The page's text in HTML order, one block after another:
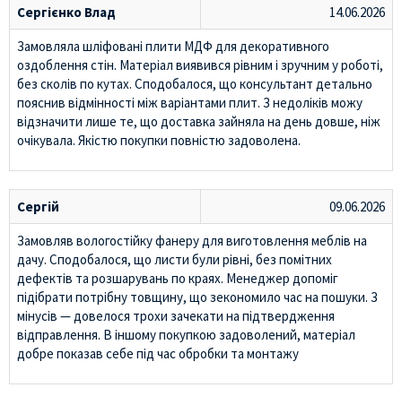
Сергієнко Влад
14.06.2026
Замовляла шліфовані плити МДФ для декоративного
оздоблення стін. Матеріал виявився рівним і зручним у роботі,
без сколів по кутах. Сподобалося, що консультант детально
пояснив відмінності між варіантами плит. З недоліків можу
відзначити лише те, що доставка зайняла на день довше, ніж
очікувала. Якістю покупки повністю задоволена.
Сергій
09.06.2026
Замовляв вологостійку фанеру для виготовлення меблів на
дачу. Сподобалося, що листи були рівні, без помітних
дефектів та розшарувань по краях. Менеджер допоміг
підібрати потрібну товщину, що зекономило час на пошуки. З
мінусів — довелося трохи зачекати на підтвердження
відправлення. В іншому покупкою задоволений, матеріал
добре показав себе під час обробки та монтажу